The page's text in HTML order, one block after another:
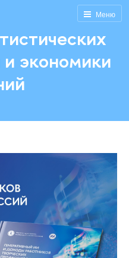
Меню
экономики